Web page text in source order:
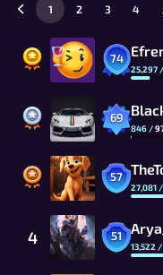
74
25,297 /
69
846 /
57
27,081 /
4 51
13,522 /
1 2 3 4